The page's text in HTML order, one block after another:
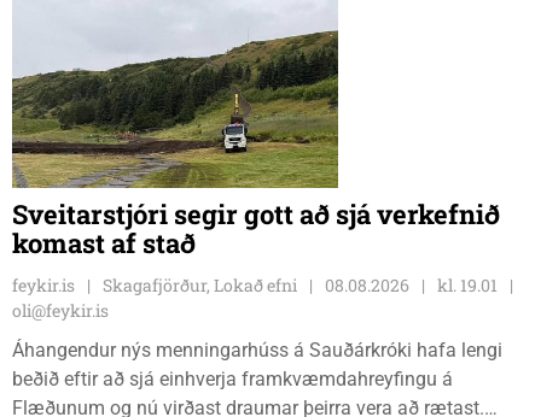
Sveitarstjóri segir gott að sjá verkefnið
komast af stað
feykir.is Skagafjörður, Lokað efni 08.08.2026
kl. 19.01
oli@feykir.is
Áhangendur nýs menningarhúss á Sauðárkróki hafa lengi
beðið eftir að sjá einhverja framkvæmdahreyfingu á
Flæðunum og nú virðast draumar þeirra vera að rætast.